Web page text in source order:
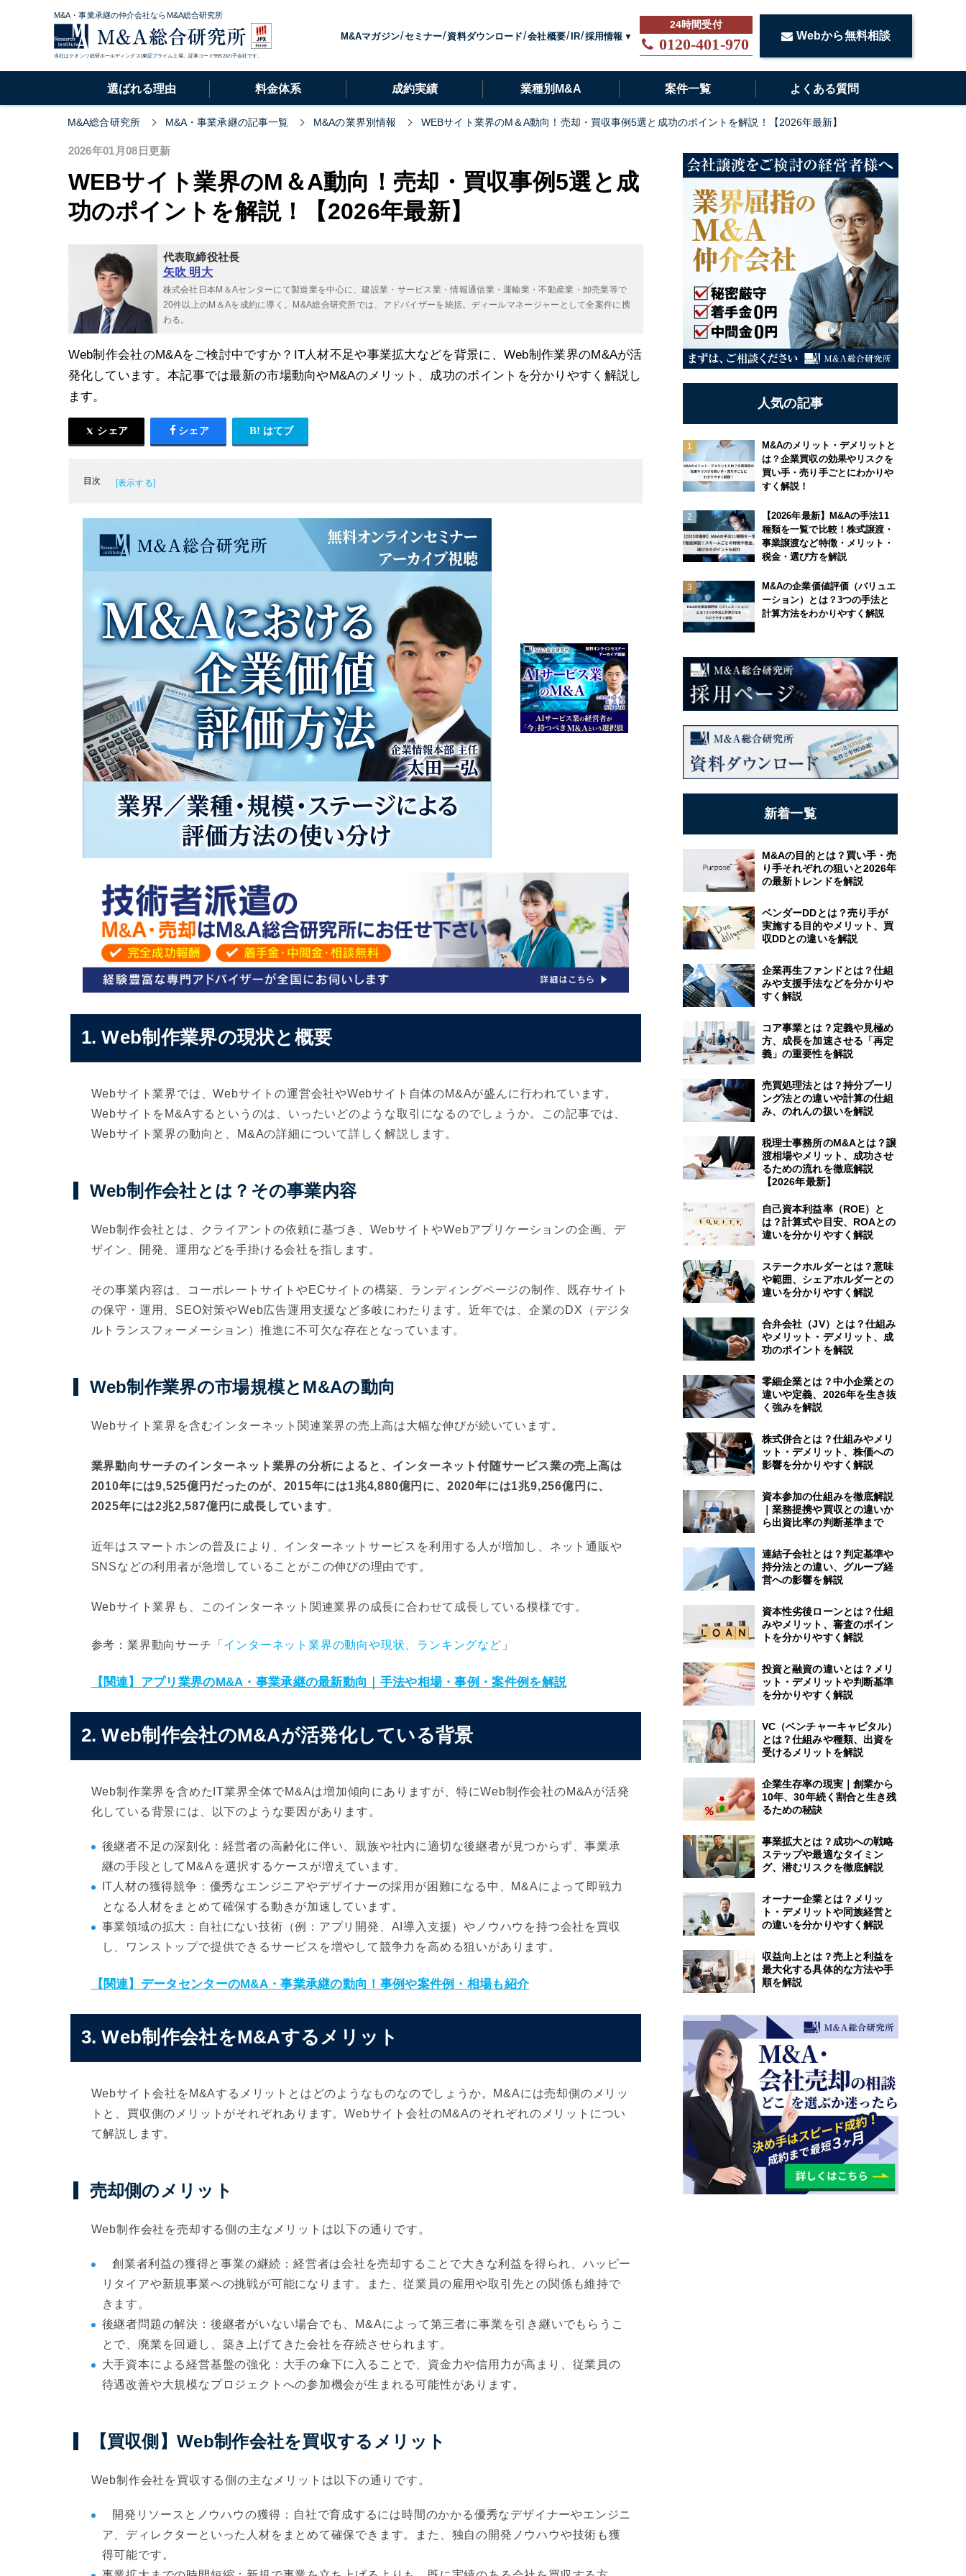
M&A・事業承継の仲介会社ならM&A総合研究所
当社はクオンツ総研ホールディングス(東証プライム上場、証券コード9552)の子会社です。
M&Aマガジン セミナー 資料ダウンロード 会社概要 IR 採用情報 0120-401-970 Webから無料相談
選ばれる理由 料金体系 成約実績 業種別M&A 案件一覧 よくある質問
M&A総合研究所 M&A・事業承継の記事一覧 M&Aの業界別情報 WEBサイト業界のM＆A動向！売却・買収事例5選と成功のポイントを解説！【2026年最新】
2026年01月08日更新
WEBサイト業界のM＆A動向！売却・買収事例5選と成
功のポイントを解説！【2026年最新】
代表取締役社長
矢吹 明大
株式会社日本M＆Aセンターにて製造業を中心に、建設業・サービス業・情報通信業・運輸業・不動産業・卸売業等で
20件以上のM＆Aを成約に導く。M&A総合研究所では、アドバイザーを統括。ディールマネージャーとして全案件に携
わる。
Web制作会社のM&Aをご検討中ですか？IT人材不足や事業拡大などを背景に、Web制作業界のM&Aが活
発化しています。本記事では最新の市場動向やM&Aのメリット、成功のポイントを分かりやすく解説し
ます。
シェア シェア はてブ
目次
Web制作会社のM&Aが活発化している背景
Web制作会社をM&Aするメリット
Web制作会社のM&Aにおける企業価値評価と売却価格の相場
Web制作・Webサイト関連のM&A・買収・売却事例5選
Web制作会社のM&Aを成功させるポイント
WEBサイト業界のM&A・事業譲渡まとめ
web制作業界の成約事例一覧
web制作業界のM&A案件一覧
1. Web制作業界の現状と概要
Webサイト業界では、Webサイトの運営会社やWebサイト自体のM&Aが盛んに行われています。
WebサイトをM&Aするというのは、いったいどのような取引になるのでしょうか。この記事では、
Webサイト業界の動向と、M&Aの詳細について詳しく解説します。
Web制作会社とは？その事業内容
Web制作会社とは、クライアントの依頼に基づき、WebサイトやWebアプリケーションの企画、デ
ザイン、開発、運用などを手掛ける会社を指します。
その事業内容は、コーポレートサイトやECサイトの構築、ランディングページの制作、既存サイト
の保守・運用、SEO対策やWeb広告運用支援など多岐にわたります。近年では、企業のDX（デジタ
ルトランスフォーメーション）推進に不可欠な存在となっています。
Web制作業界の市場規模とM&Aの動向
Webサイト業界を含むインターネット関連業界の売上高は大幅な伸びが続いています。
業界動向サーチのインターネット業界の分析によると、インターネット付随サービス業の売上高は
2010年には9,525億円だったのが、2015年には1兆4,880億円に、2020年には1兆9,256億円に、
2025年には2兆2,587億円に成長しています。
近年はスマートホンの普及により、インターネットサービスを利用する人が増加し、ネット通販や
SNSなどの利用者が急増していることがこの伸びの理由です。
Webサイト業界も、このインターネット関連業界の成長に合わせて成長している模様です。
参考：業界動向サーチ「 インターネット業界の動向や現状、ランキングなど 」
【関連】アプリ業界のM&A・事業承継の最新動向｜手法や相場・事例・案件例を解説
2. Web制作会社のM&Aが活発化している背景
Web制作業界を含めたIT業界全体でM&Aは増加傾向にありますが、特にWeb制作会社のM&Aが活発
化している背景には、以下のような要因があります。
後継者不足の深刻化：経営者の高齢化に伴い、親族や社内に適切な後継者が見つからず、事業承
継の手段としてM&Aを選択するケースが増えています。
IT人材の獲得競争：優秀なエンジニアやデザイナーの採用が困難になる中、M&Aによって即戦力
となる人材をまとめて確保する動きが加速しています。
事業領域の拡大：自社にない技術（例：アプリ開発、AI導入支援）やノウハウを持つ会社を買収
し、ワンストップで提供できるサービスを増やして競争力を高める狙いがあります。
【関連】データセンターのM&A・事業承継の動向！事例や案件例・相場も紹介
3. Web制作会社をM&Aするメリット
Webサイト会社をM&Aするメリットとはどのようなものなのでしょうか。M&Aには売却側のメリッ
トと、買収側のメリットがそれぞれあります。Webサイト会社のM&Aのそれぞれのメリットについ
て解説します。
売却側のメリット
Web制作会社を売却する側の主なメリットは以下の通りです。
創業者利益の獲得と事業の継続：経営者は会社を売却することで大きな利益を得られ、ハッピー
リタイアや新規事業への挑戦が可能になります。また、従業員の雇用や取引先との関係も維持で
きます。
後継者問題の解決：後継者がいない場合でも、M&Aによって第三者に事業を引き継いでもらうこ
とで、廃業を回避し、築き上げてきた会社を存続させられます。
大手資本による経営基盤の強化：大手の傘下に入ることで、資金力や信用力が高まり、従業員の
待遇改善や大規模なプロジェクトへの参加機会が生まれる可能性があります。
【買収側】Web制作会社を買収するメリット
Web制作会社を買収する側の主なメリットは以下の通りです。
開発リソースとノウハウの獲得：自社で育成するには時間のかかる優秀なデザイナーやエンジニ
ア、ディレクターといった人材をまとめて確保できます。また、独自の開発ノウハウや技術も獲
得可能です。
人気の記事
M&Aのメリット・デメリットと
は？企業買収の効果やリスクを
買い手・売り手ごとにわかりや
すく解説！
【2026年最新】M&Aの手法11
種類を一覧で比較！株式譲渡・
事業譲渡など特徴・メリット・
税金・選び方を解説
M&Aの企業価値評価（バリュエ
ーション）とは？3つの手法と
計算方法をわかりやすく解説
新着一覧
M&Aの目的とは？買い手・売
り手それぞれの狙いと2026年
の最新トレンドを解説
ベンダーDDとは？売り手が
実施する目的やメリット、買
収DDとの違いを解説
企業再生ファンドとは？仕組
みや支援手法などを分かりや
すく解説
コア事業とは？定義や見極め
方、成長を加速させる「再定
義」の重要性を解説
売買処理法とは？持分プーリ
ング法との違いや計算の仕組
み、のれんの扱いを解説
税理士事務所のM&Aとは？譲
渡相場やメリット、成功させ
るための流れを徹底解説
【2026年最新】
自己資本利益率（ROE）と
は？計算式や目安、ROAとの
違いを分かりやすく解説
ステークホルダーとは？意味
や範囲、シェアホルダーとの
違いを分かりやすく解説
合弁会社（JV）とは？仕組み
やメリット・デメリット、成
功のポイントを解説
零細企業とは？中小企業との
違いや定義、2026年を生き抜
く強みを解説
株式併合とは？仕組みやメリ
ット・デメリット、株価への
影響を分かりやすく解説
資本参加の仕組みを徹底解説
｜業務提携や買収との違いか
ら出資比率の判断基準まで
連結子会社とは？判定基準や
持分法との違い、グループ経
営への影響を解説
資本性劣後ローンとは？仕組
みやメリット、審査のポイン
トを分かりやすく解説
投資と融資の違いとは？メリ
ット・デメリットや判断基準
を分かりやすく解説
VC（ベンチャーキャピタル）
とは？仕組みや種類、出資を
受けるメリットを解説
企業生存率の現実｜創業から
10年、30年続く割合と生き残
るための秘訣
事業拡大とは？成功への戦略
ステップや最適なタイミン
グ、潜むリスクを徹底解説
オーナー企業とは？メリッ
ト・デメリットや同族経営と
の違いを分かりやすく解説
収益向上とは？売上と利益を
最大化する具体的な方法や手
順を解説